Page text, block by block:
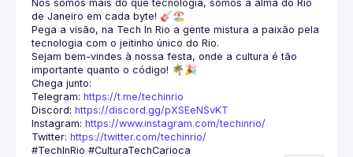
Nós somos mais do que tecnologia, somos a alma do Rio
Pega a visão, na Tech In Rio a gente mistura a paixão pela
Sejam bem-vindes à nossa festa, onde a cultura é tão
Telegram: https://t.me/techinrio
Discord: https://discord.gg/pXSEeNSvKT
Instagram: https://www.instagram.com/techinrio/
Twitter: https://twitter.com/techinrio/